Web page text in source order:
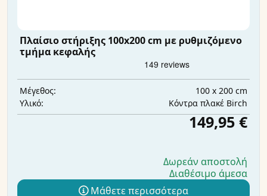
Πλαίσιο στήριξης 100x200 cm με ρυθμιζόμενο
τμήμα κεφαλής
Μέγεθος:
100 x 200 cm
Υλικό:
Κόντρα πλακέ Birch
149,95 €
Δωρεάν αποστολή
Διαθέσιμο άμεσα
Μάθετε περισσότερα